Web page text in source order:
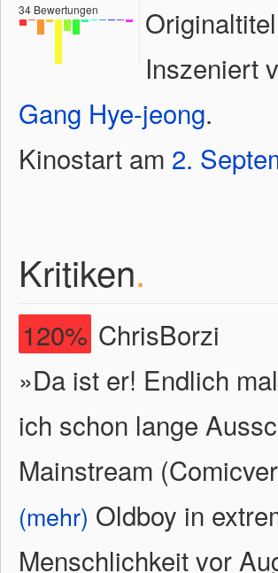
34 Bewertungen
Inszeniert
Gang Hye-jeong.
Kinostart am 2.
Kritiken.
120% ChrisBorzi
»Da ist er! Endlich
ich schon lange
Mainstream
(mehr) Oldboy in
Menschlichkeit vor